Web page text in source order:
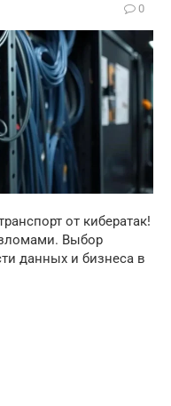
0
от кибератак!
Выбор
данных и бизнеса в